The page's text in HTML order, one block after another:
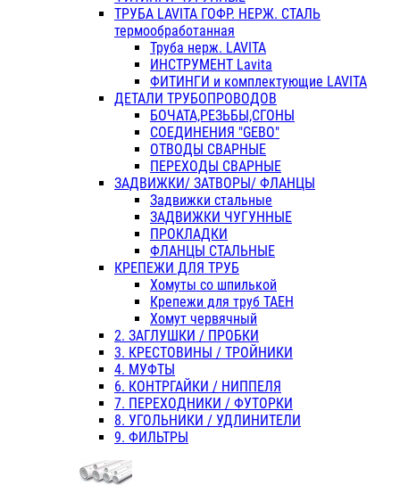
ТРУБА LAVITA ГОФР. НЕРЖ. СТАЛЬ
термообработанная
Труба нерж. LAVITA
ИНСТРУМЕНТ Lavita
ФИТИНГИ и комплектующие LAVITA
ДЕТАЛИ ТРУБОПРОВОДОВ
БОЧАТА,РЕЗЬБЫ,СГОНЫ
СОЕДИНЕНИЯ "GEBO"
ОТВОДЫ СВАРНЫЕ
ПЕРЕХОДЫ СВАРНЫЕ
ЗАДВИЖКИ/ ЗАТВОРЫ/ ФЛАНЦЫ
Задвижки стальные
ЗАДВИЖКИ ЧУГУННЫЕ
ПРОКЛАДКИ
ФЛАНЦЫ СТАЛЬНЫЕ
КРЕПЕЖИ ДЛЯ ТРУБ
Хомуты со шпилькой
Крепежи для труб ТАЕН
Хомут червячный
2. ЗАГЛУШКИ / ПРОБКИ
3. КРЕСТОВИНЫ / ТРОЙНИКИ
4. МУФТЫ
6. КОНТРГАЙКИ / НИППЕЛЯ
7. ПЕРЕХОДНИКИ / ФУТОРКИ
8. УГОЛЬНИКИ / УДЛИНИТЕЛИ
9. ФИЛЬТРЫ